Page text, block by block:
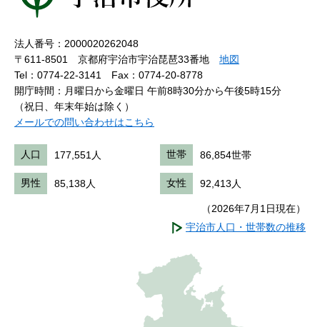
法人番号：2000020262048
〒611-8501 京都府宇治市宇治琵琶33番地 地図
Tel：0774-22-3141
Fax：0774-20-8778
開庁時間：月曜日から金曜日 午前8時30分から午後5時15分
（祝日、年末年始は除く）
メールでの問い合わせはこちら
人口 177,551人 世帯 86,854世帯
男性 85,138人 女性 92,413人
（2026年7月1日現在）
宇治市人口・世帯数の推移